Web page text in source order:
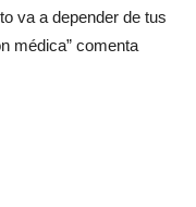
va a depender de tus
médica” comenta